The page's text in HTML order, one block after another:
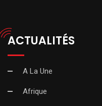
ACTUALITÉS
A La Une
Afrique